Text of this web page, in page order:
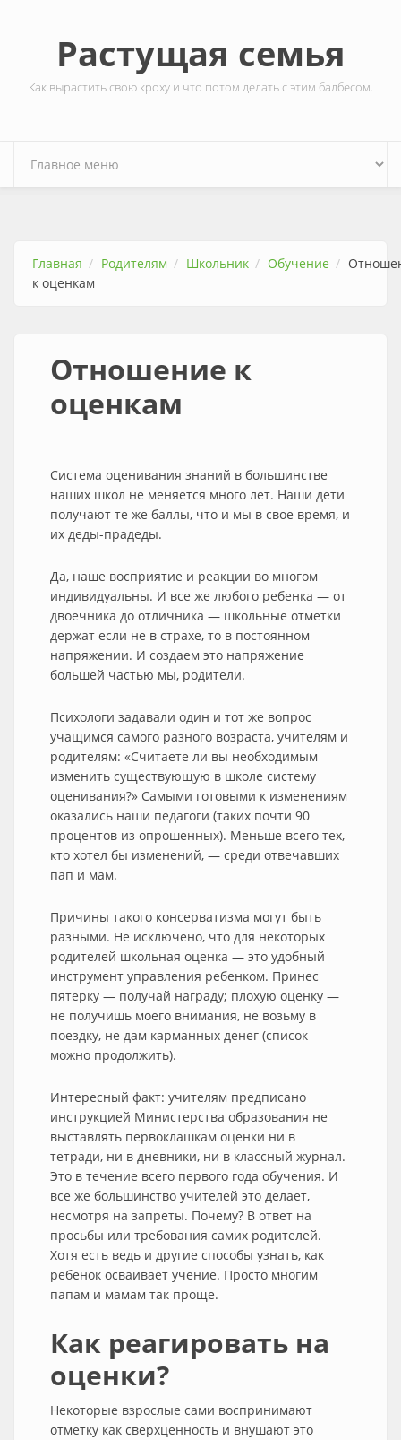
Растущая семья
Как вырастить свою кроху и что потом делать с этим балбесом.
Главная Родителям Школьник Обучение
к оценкам
Отношение к
оценкам
Система оценивания знаний в большинстве
наших школ не меняется много лет. Наши дети
получают те же баллы, что и мы в свое время, и
их деды-прадеды.
Да, наше восприятие и реакции во многом
индивидуальны. И все же любого ребенка — от
двоечника до отличника — школьные отметки
держат если не в страхе, то в постоянном
напряжении. И создаем это напряжение
большей частью мы, родители.
Психологи задавали один и тот же вопрос
учащимся самого разного возраста, учителям и
родителям: «Считаете ли вы необходимым
изменить существующую в школе систему
оценивания?» Самыми готовыми к изменениям
оказались наши педагоги (таких почти 90
процентов из опрошенных). Меньше всего тех,
кто хотел бы изменений, — среди отвечавших
пап и мам.
Причины такого консерватизма могут быть
разными. Не исключено, что для некоторых
родителей школьная оценка — это удобный
инструмент управления ребенком. Принес
пятерку — получай награду; плохую оценку —
не получишь моего внимания, не возьму в
поездку, не дам карманных денег (список
можно продолжить).
Интересный факт: учителям предписано
инструкцией Министерства образования не
выставлять первоклашкам оценки ни в
тетради, ни в дневники, ни в классный журнал.
Это в течение всего первого года обучения. И
все же большинство учителей это делает,
несмотря на запреты. Почему? В ответ на
просьбы или требования самих родителей.
Хотя есть ведь и другие способы узнать, как
ребенок осваивает учение. Просто многим
папам и мамам так проще.
Как реагировать на
оценки?
Некоторые взрослые сами воспринимают
отметку как сверхценность и внушают это